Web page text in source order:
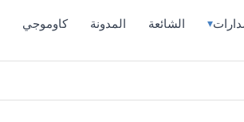
▾ الشائعة المدونة كاوموجي